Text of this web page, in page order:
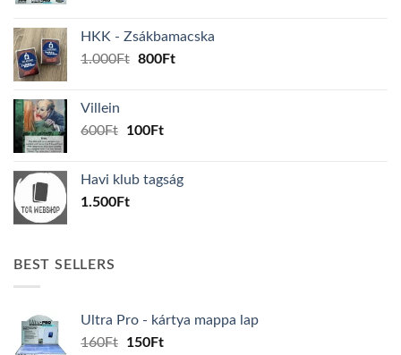
160Ft.150Ft.
HKK - Zsákbamacska
1.000Ft Original
800FtCurrent
Villein
600Ft
Original
600Ft.
100FtCurrent
100Ft.
Havi klub tagság
1.500Ft
BEST SELLERS
Ultra Pro - kártya mappa lap
160Ft
Original
150FtCurrent